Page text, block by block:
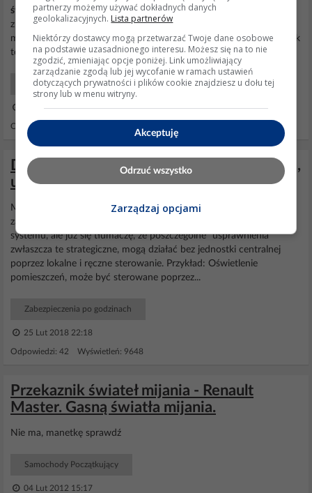
światławjazdu Dodano po 3 najtaniej byłoby dwa napędy i
zmajstrować swoją logikę, szczególnie że brama z najazdem "Slave"
ma 2.5 m długościświatławjazdu, aMaster4.5 m Dodano po 6 tak
też myślę lewe skrzydło ma 2.5 m prawe skrzydło 4.5 m
Automatyka bram, szlabanów, rolet
29 Mar 2026 08:21
Odpowiedzi: 36 Wyświetleń: 1065
Dom: ciekawe rozwiązania, udoskonalenia,
ulatwianie życia, bezpieczeństwo
Mam cały dom zrobiony jako inteligentny (DIY), z centralnym
zarządzaniem poprzez Raspberry. Wiem miało być bez centralizacji
systemu, ale już się tłumaczę, że poszczególne "usprawnienia"
zwłaszcza te strategiczne, mogą działać bez jednostki centralnej
poprzez lokalne i ręczne sterowanie. Przykład: Oświetlenie
pomieszczeń, może być sterowane poprzez...
Zabezpieczenia po godzinach
25 Lut 2018 22:18
Odpowiedzi: 42 Wyświetleń: 9648
Przekaznik świateł mijania - Renault
Master. Gasną światła mijania.
Nie ma, manetkę sprawdź
Samochody Początkujący
04 Lut 2012 15:17
partnerzy możemy używać dokładnych danych
geolokalizacyjnych. Lista partnerów
Niektórzy dostawcy mogą przetwarzać Twoje dane osobowe
na podstawie uzasadnionego interesu. Możesz się na to nie
zgodzić, zmieniając opcje poniżej. Link umożliwiający
zarządzanie zgodą lub jej wycofanie w ramach ustawień
dotyczących prywatności i plików cookie znajdziesz u dołu tej
strony lub w menu witryny.
Akceptuję
Odrzuć wszystko
Zarządzaj opcjami